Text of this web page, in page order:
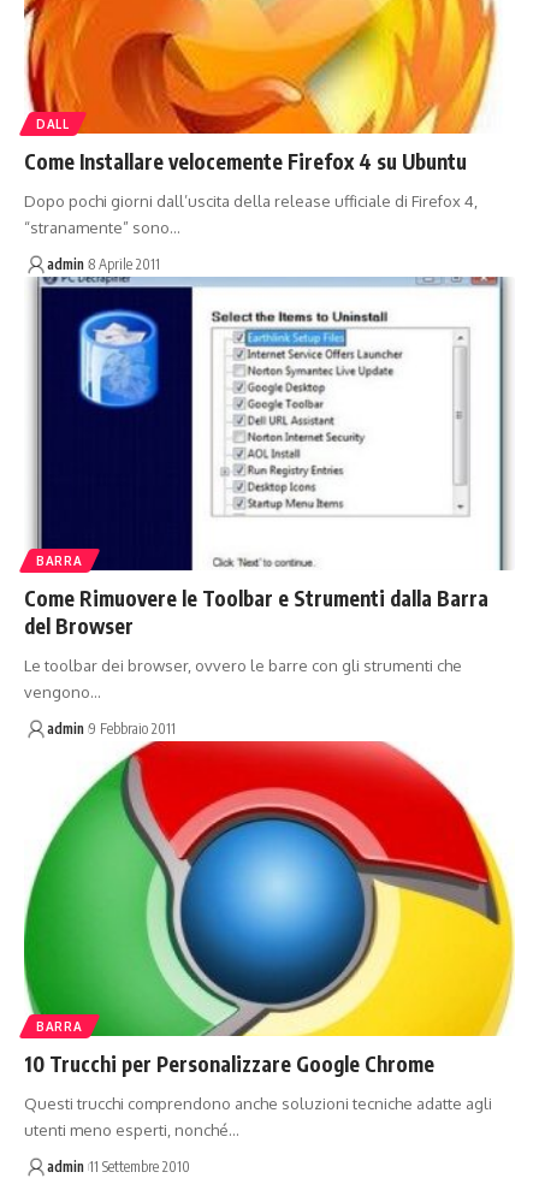
DALL
Come Installare velocemente Firefox 4 su Ubuntu
Dopo pochi giorni dall’uscita della release ufficiale di Firefox 4,
“stranamente” sono…
admin 8 Aprile 2011
BARRA
Come Rimuovere le Toolbar e Strumenti dalla Barra
del Browser
Le toolbar dei browser, ovvero le barre con gli strumenti che
vengono…
admin 9 Febbraio 2011
BARRA
10 Trucchi per Personalizzare Google Chrome
Questi trucchi comprendono anche soluzioni tecniche adatte agli
utenti meno esperti, nonché…
admin 11 Settembre 2010